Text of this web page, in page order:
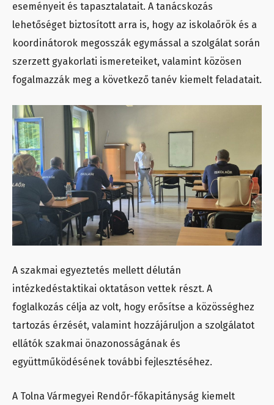
eseményeit és tapasztalatait. A tanácskozás
lehetőséget biztosított arra is, hogy az iskolaőrök és a
koordinátorok megosszák egymással a szolgálat során
szerzett gyakorlati ismereteiket, valamint közösen
fogalmazzák meg a következő tanév kiemelt feladatait.
A szakmai egyeztetés mellett délután
intézkedéstaktikai oktatáson vettek részt. A
foglalkozás célja az volt, hogy erősítse a közösséghez
tartozás érzését, valamint hozzájáruljon a szolgálatot
ellátók szakmai önazonosságának és
együttműködésének további fejlesztéséhez.
A Tolna Vármegyei Rendőr-főkapitányság kiemelt